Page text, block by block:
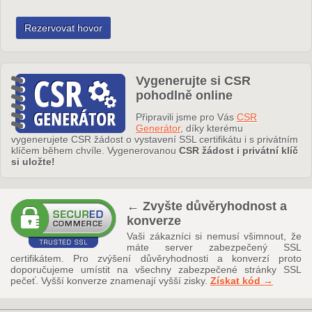
Vygenerujte si CSR
pohodlně online
Připravili jsme pro Vás CSR
Generátor, díky kterému
vygenerujete CSR žádost o vystavení SSL certifikátu i s privátním
klíčem během chvíle. Vygenerovanou CSR žádost i privátní klíč
si uložte!
← Zvyšte důvěryhodnost a
konverze
Vaši zákazníci si nemusí všimnout, že
máte server zabezpečený SSL
certifikátem. Pro zvýšení důvěryhodnosti a konverzí proto
doporučujeme umístit na všechny zabezpečené stránky SSL
pečeť. Vyšší konverze znamenají vyšší zisky. Získat kód →